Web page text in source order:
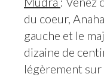
du coeur,
gauche et le
dizaine de
légèrement sur